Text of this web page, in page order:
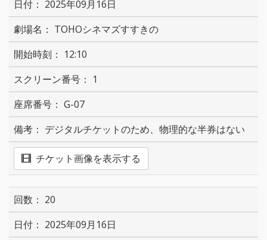
2025年09月16日
TOHOシネマズすすきの
12:10
1
G-07
デジタルチケットのため、物理的な半券はない
チケット画像を表示する
20
2025年09月16日